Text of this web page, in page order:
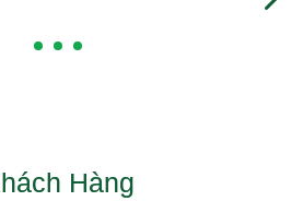
Hàng